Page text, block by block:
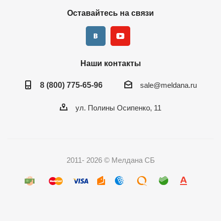
успешно интегрировали их аналоговые камеры с новейшими
видеонаблюдение без необходимости замены всего
Для логистической компании мы провели монтаж и
экономить на замене камер, но и обеспечивать быстрый
Оставайтесь на связи
Наши контакты
8 (800) 775-65-96 sale@meldana.ru
ул. Полины Осипенко, 11
2011- 2026 © Мелдана СБ